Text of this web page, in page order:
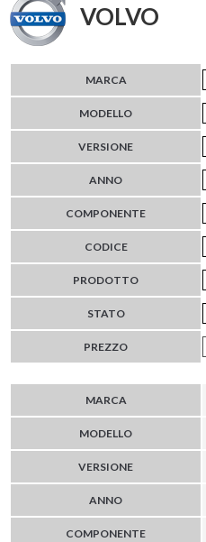
VOLVO
MARCA
MODELLO
VERSIONE
ANNO
COMPONENTE
CODICE
PRODOTTO
STATO
PREZZO
MARCA
MODELLO
VERSIONE
ANNO
COMPONENTE